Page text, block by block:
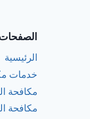
الرئيسية
خدمات
مكافحة
مكافحة